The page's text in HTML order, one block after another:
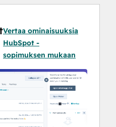
Vertaa ominaisuuksia
HubSpot -
sopimuksen mukaan